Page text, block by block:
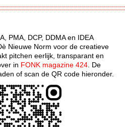
PMA, DCP, DDMA en IDEA
Nieuwe Norm voor de creatieve
pitchen eerlijk, transparant en
in FONK magazine 424 . De
of scan de QR code hieronder.